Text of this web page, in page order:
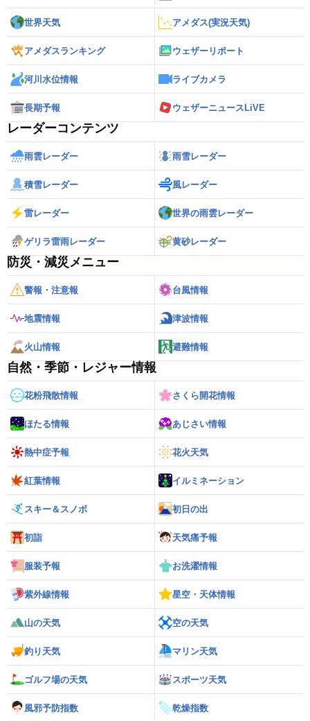
世界天気 アメダス(実況天気)
アメダスランキング ウェザーリポート
河川水位情報 ライブカメラ
長期予報 ウェザーニュースLiVE
レーダーコンテンツ
雨雲レーダー 雨雪レーダー
積雪レーダー 風レーダー
雷レーダー 世界の雨雲レーダー
ゲリラ雷雨レーダー 黄砂レーダー
防災・減災メニュー
警報・注意報 台風情報
地震情報 津波情報
火山情報 避難情報
自然・季節・レジャー情報
花粉飛散情報 さくら開花情報
ほたる情報 あじさい情報
熱中症予報 花火天気
紅葉情報 イルミネーション
スキー＆スノボ 初日の出
初詣 天気痛予報
服装予報 お洗濯情報
紫外線情報 星空・天体情報
山の天気 空の天気
釣り天気 マリン天気
ゴルフ場の天気 スポーツ天気
風邪予防指数 乾燥指数